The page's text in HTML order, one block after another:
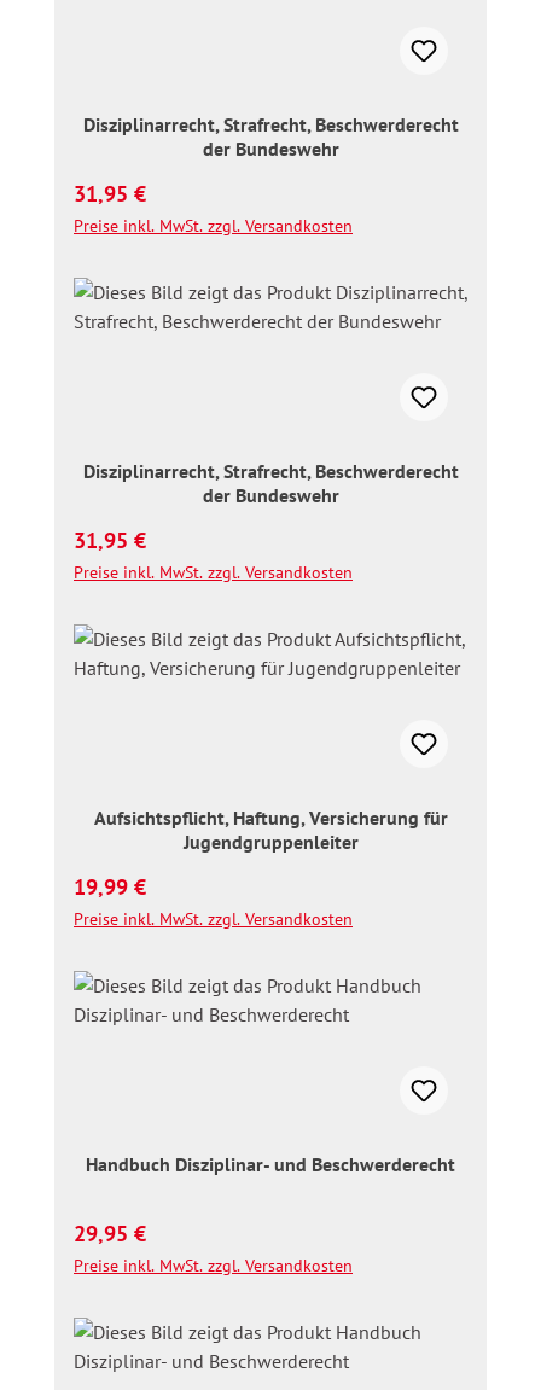
Disziplinarrecht, Strafrecht, Beschwerderecht
der Bundeswehr
Regulärer Preis:
31,95 €
Preise inkl. MwSt. zzgl. Versandkosten
Disziplinarrecht, Strafrecht, Beschwerderecht
der Bundeswehr
Regulärer Preis:
31,95 €
Preise inkl. MwSt. zzgl. Versandkosten
Aufsichtspflicht, Haftung, Versicherung für
Jugendgruppenleiter
Regulärer Preis:
19,99 €
Preise inkl. MwSt. zzgl. Versandkosten
Handbuch Disziplinar- und Beschwerderecht
Regulärer Preis:
29,95 €
Preise inkl. MwSt. zzgl. Versandkosten